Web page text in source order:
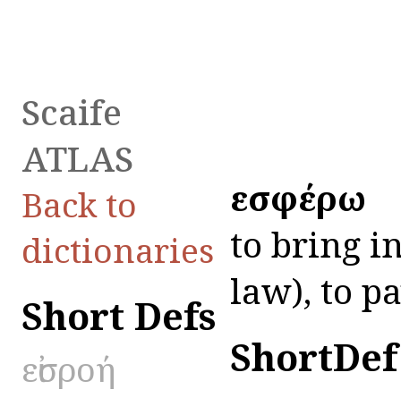
Scaife
ATLAS
Back to
dictionaries
Short Defs
εἰσροή
εἰσφέρω
to bring
law), to
ShortDef